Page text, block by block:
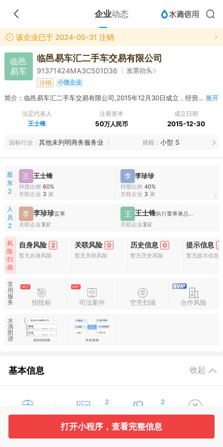
企业动态
该企业已于 2024-05-31 注销
临邑
易车
临邑易车汇二手车交易有限公司
91371424MA3C501D36 发票抬头
注销 小微企业
简介：临邑易车汇二手车交易有限公司,2015年12月30日成立，经营范围包括旧机动车车交易、服务；停车服务、信息咨询服务。（依法须经批准的项目，经相关部门批准后方可开展经营活动） 展开
法定代表人
王士锋
注册资本
50万人民币
成立日期
2015-12-30
国标行业 其他未列明商务服务业 规模 小型 S
股
东
2
王 王士锋
持股比例 60%
关联企业 3 家 1
李 李珍珍
持股比例 40%
关联企业 3 家 2
人
员
2
李 李珍珍监事
关联企业 3家
王 王士锋
执行董事兼总经理
关联企业 3家
风
险
扫
描
自身风险 2
暂无自身风险
关联风险 0
暂无关联风险
历史信息 0
暂无历史风险
提示信息 0
暂无提示信息
常
用
服
务
招投标 司法案件 空壳扫描 合作风险
水
滴
图
谱
基本信息 收起
2
股东信息
2
主要人员
打开小程序，查看完整信息